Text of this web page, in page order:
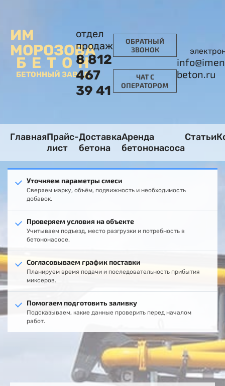
ИМ
МОРОЗОВА
БЕТОН
БЕТОННЫЙ ЗАВОД
отдел
продаж
8 812
467
39 41
ОБРАТНЫЙ
ЗВОНОК
ЧАТ С
ОПЕРАТОРОМ
beton.ru
ГлавнаяПрайс-
лист
Доставка
бетона
Аренда
бетононасоса
Статьи
Уточняем параметры смеси
Сверяем марку, объём, подвижность и необходимость
добавок.
Проверяем условия на объекте
Учитываем подъезд, место разгрузки и потребность в
бетононасосе.
Согласовываем график поставки
Планируем время подачи и последовательность прибытия
миксеров.
Помогаем подготовить заливку
Подсказываем, какие данные проверить перед началом
работ.